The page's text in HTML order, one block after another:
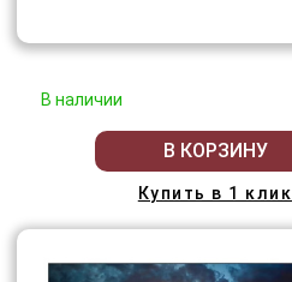
В наличии
В КОРЗИНУ
Купить в 1 клик